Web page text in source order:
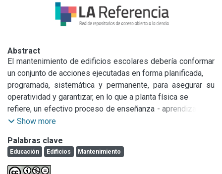
Abstract
El mantenimiento de edificios escolares debería conformar
un conjunto de acciones ejecutadas en forma planificada,
programada, sistemática y permanente, para asegurar su
operatividad y garantizar, en lo que a planta física se
refiere, un efectivo proceso de enseñanza - aprendizaje. La
cantidad de edificios escolares de la Provincia de
le dan a los aspectos ligados al mantenimiento una
dimensión social, técnica y económica de gran importancia.
El objetivo del trabajo consiste en realizar un análisis
Show more
Palabras clave
Educación Edificios Mantenimiento